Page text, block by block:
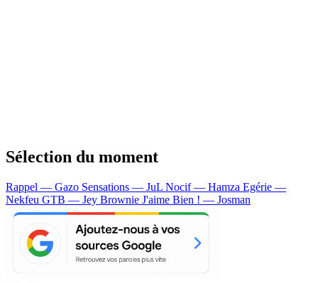
Sélection du moment
Rappel — Gazo Sensations — JuL Nocif — Hamza Egérie —
Nekfeu GTB — Jey Brownie J'aime Bien ! — Josman